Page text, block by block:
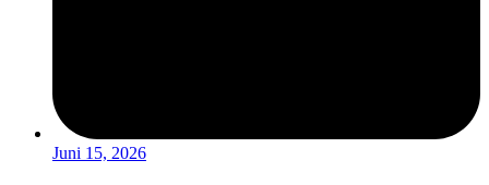
Juni 15, 2026